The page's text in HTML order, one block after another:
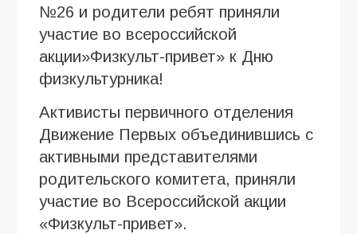
№26 и родители ребят приняли
участие во всероссийской
акции»Физкульт-привет» к Дню
физкультурника!
Активисты первичного отделения
Движение Первых объединившись с
активными представителями
родительского комитета, приняли
участие во Всероссийской акции
«Физкульт-привет».